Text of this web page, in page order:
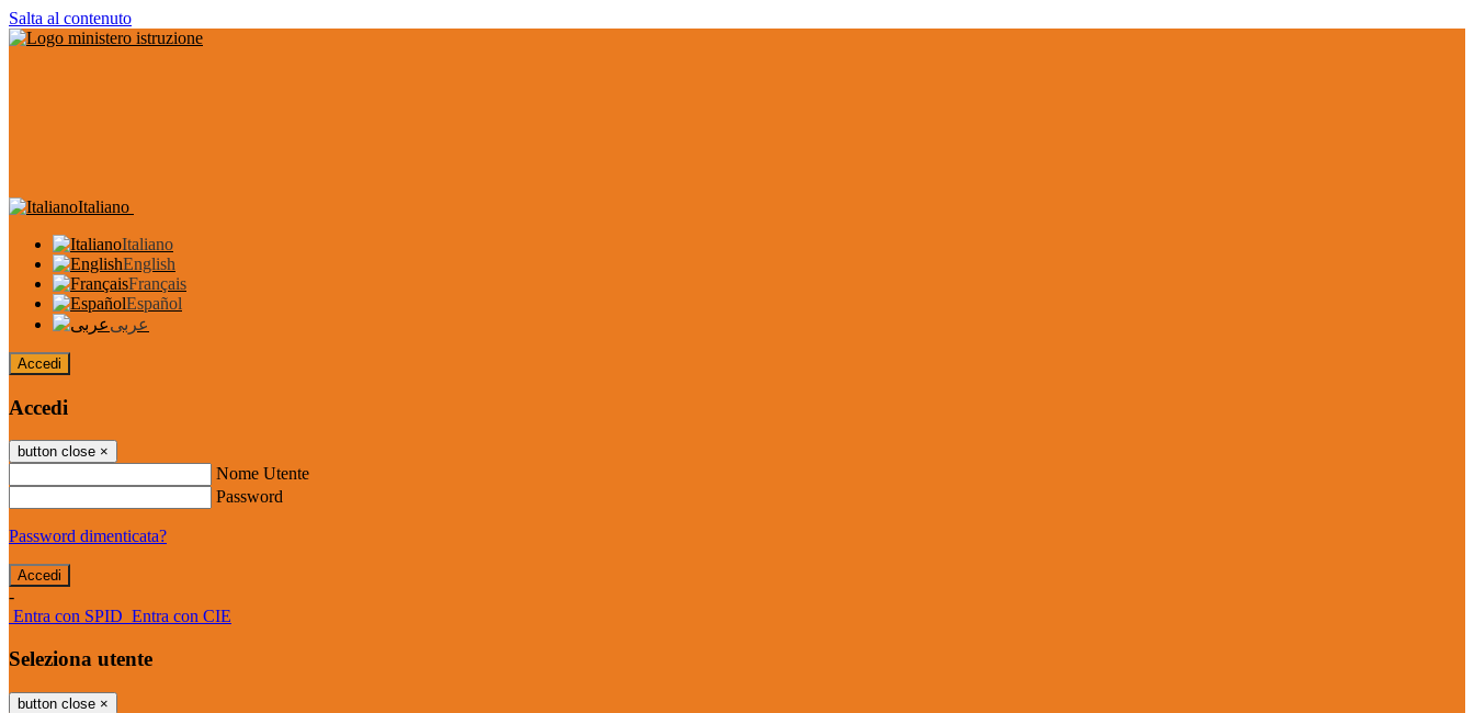
Salta al contenuto
Italiano
Italiano
English
Français
Español
عربى
Accedi
Accedi
button close ×
Nome Utente
Password
Password dimenticata?
-
Entra con SPID Entra con CIE
Seleziona utente
button close ×